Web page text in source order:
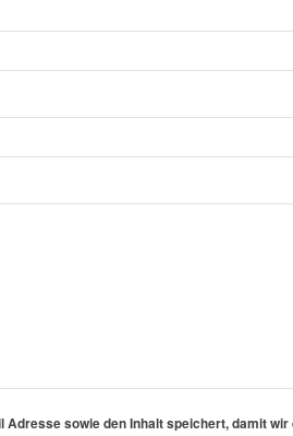
sowie den Inhalt speichert, damit